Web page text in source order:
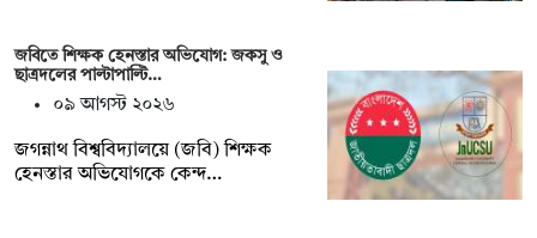
জবিতে শিক্ষক হেনস্তার অভিযোগ: জকসু ও
ছাত্রদলের পাল্টাপাল্টি…
০৯ আগস্ট ২০২৬
জগন্নাথ বিশ্ববিদ্যালয়ে (জবি) শিক্ষক
হেনস্তার অভিযোগকে কেন্দ…